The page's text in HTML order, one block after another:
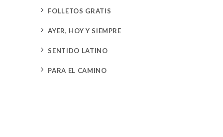
5 FOLLETOS GRATIS
5 AYER, HOY Y SIEMPRE
5 SENTIDO LATINO
5 PARA EL CAMINO